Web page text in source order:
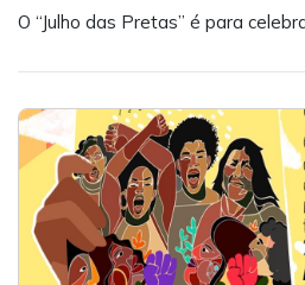
O “Julho das Pretas” é para